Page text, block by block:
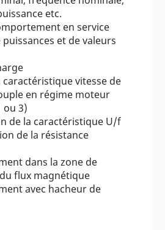
etc.
en service
et de valeurs
caractéristique vitesse de
en régime moteur
ou 3)
de la caractéristique U/f
de la résistance
dans la zone de
flux magnétique
avec hacheur de